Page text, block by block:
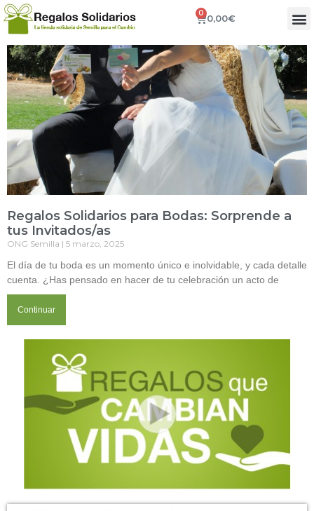
0,00€
0
Regalos Solidarios para Bodas: Sorprende a
tus Invitados/as
ONG Semilla 5 marzo, 2025
El día de tu boda es un momento único e inolvidable, y cada detalle
cuenta. ¿Has pensado en hacer de tu celebración un acto de
Continuar